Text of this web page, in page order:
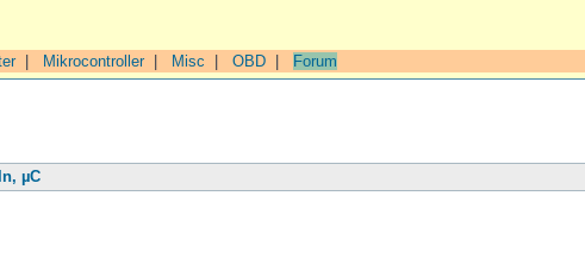
| Mikrocontroller| Misc OBD Forum
µC